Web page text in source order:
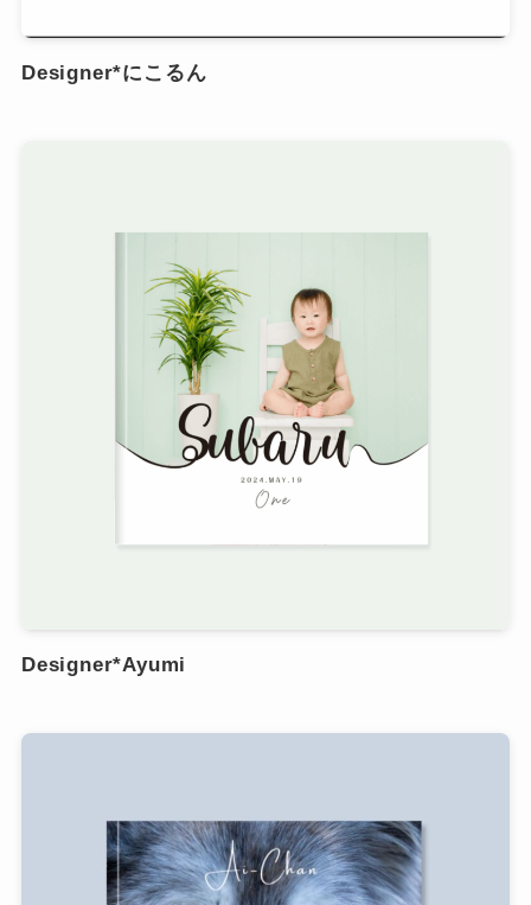
Designer*にこるん
Designer*Ayumi